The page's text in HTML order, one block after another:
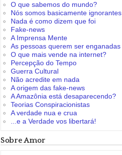
O que sabemos do mundo?
Nós somos basicamente ignorantes
Nada é como dizem que foi
Fake-news
A Imprensa Mente
As pessoas querem ser enganadas
O que mais vende na internet?
Percepção do Tempo
Guerra Cultural
Não acredite em nada
A origem das fake-news
A Amazônia está desaparecendo?
Teorias Conspiracionistas
A verdade nua e crua
...e a Verdade vos libertará!
Sobre Amor